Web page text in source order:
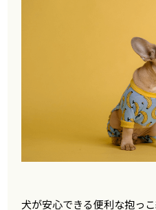
犬が安心できる便利な抱っ